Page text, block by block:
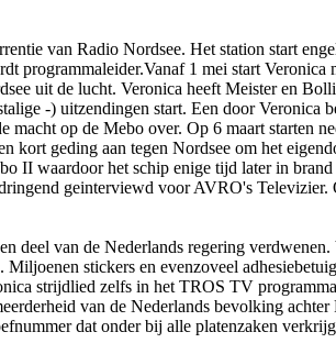
van Radio Nordsee. Het station start
programmaleider.Vanaf 1 mei start
uit de lucht. Veronica heeft Meister en
-) uitzendingen start. Een door
op de Mebo over. Op 6 maart starten
kort geding aan tegen Nordsee om het
II waardoor het schip enige tijd later in
geinterviewd voor AVRO's
deel van de Nederlands regering
stickers en evenzoveel
strijdlied zelfs in het TROS TV
van de Nederlands bevolking
dat o­nder bij alle platenzaken